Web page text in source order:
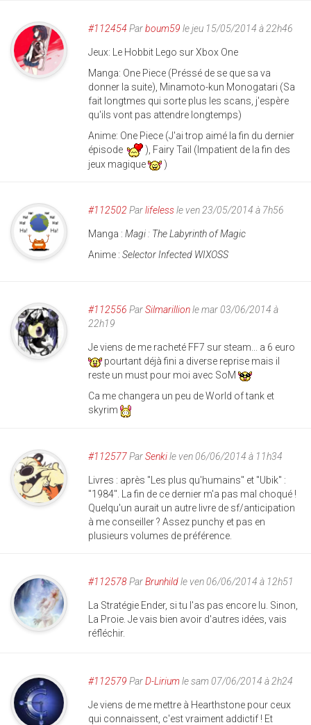
#112454 Parboum59 le jeu 15/05/2014 à 22h46
Jeux: Le Hobbit Lego sur Xbox One
Manga: One Piece (Préssé de se que sa va
donner la suite), Minamoto-kun Monogatari (Sa
fait longtmes qui sorte plus les scans, j'espère
qu'ils vont pas attendre longtemps)
Anime: One Piece (J'ai trop aimé la fin du dernier
épisode
), Fairy Tail (Impatient de la fin des
jeux magique
)
#112502 Parlifelessle ven 23/05/2014 à 7h56
Manga : Magi : The Labyrinth of Magic
Anime : Selector Infected WIXOSS
#112556 ParSilmarillionle mar 03/06/2014 à
22h19
Je viens de me racheté FF7 sur steam... a 6 euro
pourtant déjà fini a diverse reprise mais il
reste un must pour moi avec SoM
Ca me changera un peu de World of tank et
skyrim
#112577ParSenkile ven 06/06/2014 à 11h34
Livres : après "Les plus qu'humains" et "Ubik" :
"1984". La fin de ce dernier m'a pas mal choqué !
Quelqu'un aurait un autre livre de sf/anticipation
à me conseiller ? Assez punchy et pas en
plusieurs volumes de préférence.
#112578ParBrunhildle ven 06/06/2014 à 12h51
La Stratégie Ender, si tu l'as pas encore lu. Sinon,
La Proie. Je vais bien avoir d'autres idées, vais
réfléchir.
#112579 ParD-Liriumle sam 07/06/2014 à 2h24
Je viens de me mettre à Hearthstone pour ceux
qui connaissent, c'est vraiment addictif ! Et